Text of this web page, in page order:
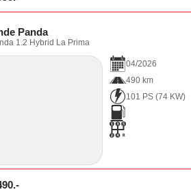
Panda
1.2 Hybrid La Prima
04/2026
490 km
101 PS (74 KW)
.-